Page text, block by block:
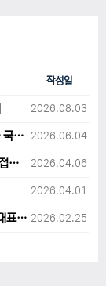
작성일
2026.08.03
[필독] 2027년 제38회 국제생물올림피아드 참가 국가대표 1차후보자 선발고사 범위 및 일정 안내 2026.06.04
[필독] 2027년 38회 IBO 참가 국가대표 지원자 접수 마감 및 원격교육 관련 공지사항 안내입니다. 2026.04.06
2026.04.01
2027년 제38회 국제생물올림피아드(IBO) 국가대표 후보자 지원 안내 2026.02.25